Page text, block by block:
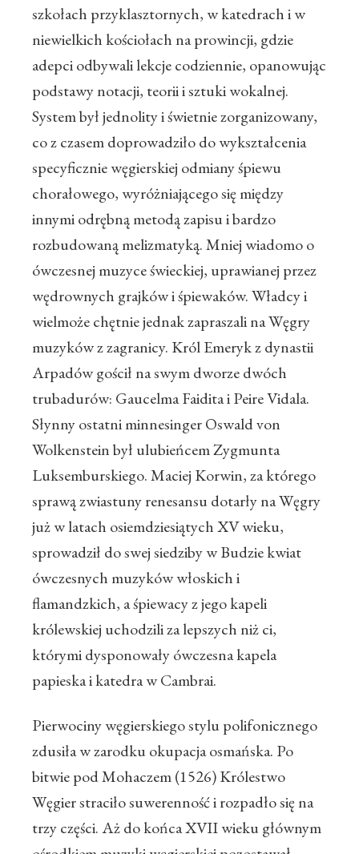
szkołach przyklasztornych, w katedrach i w
niewielkich kościołach na prowincji, gdzie
adepci odbywali lekcje codziennie, opanowując
podstawy notacji, teorii i sztuki wokalnej.
System był jednolity i świetnie zorganizowany,
co z czasem doprowadziło do wykształcenia
specyficznie węgierskiej odmiany śpiewu
chorałowego, wyróżniającego się między
innymi odrębną metodą zapisu i bardzo
rozbudowaną melizmatyką. Mniej wiadomo o
ówczesnej muzyce świeckiej, uprawianej przez
wędrownych grajków i śpiewaków. Władcy i
wielmoże chętnie jednak zapraszali na Węgry
muzyków z zagranicy. Król Emeryk z dynastii
Arpadów gościł na swym dworze dwóch
trubadurów: Gaucelma Faidita i Peire Vidala.
Słynny ostatni minnesinger Oswald von
Wolkenstein był ulubieńcem Zygmunta
Luksemburskiego. Maciej Korwin, za którego
sprawą zwiastuny renesansu dotarły na Węgry
już w latach osiemdziesiątych XV wieku,
sprowadził do swej siedziby w Budzie kwiat
ówczesnych muzyków włoskich i
flamandzkich, a śpiewacy z jego kapeli
królewskiej uchodzili za lepszych niż ci,
którymi dysponowały ówczesna kapela
papieska i katedra w Cambrai.
Pierwociny węgierskiego stylu polifonicznego
zdusiła w zarodku okupacja osmańska. Po
bitwie pod Mohaczem (1526) Królestwo
Węgier straciło suwerenność i rozpadło się na
trzy części. Aż do końca XVII wieku głównym